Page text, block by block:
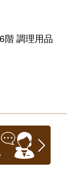
階 調理用品